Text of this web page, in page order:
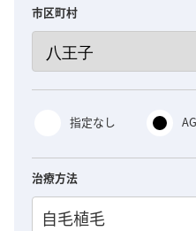
市区町村
指定なし
治療方法
自毛植毛